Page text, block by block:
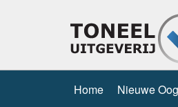
Home Nieuwe